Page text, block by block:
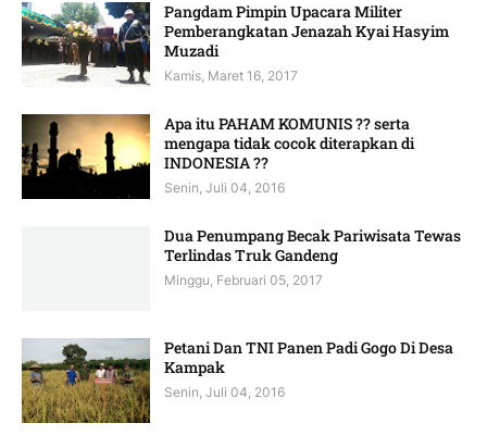
Pangdam Pimpin Upacara Militer
Pemberangkatan Jenazah Kyai Hasyim
Muzadi
Kamis, Maret 16, 2017
Apa itu PAHAM KOMUNIS ?? serta
mengapa tidak cocok diterapkan di
INDONESIA ??
Senin, Juli 04, 2016
Dua Penumpang Becak Pariwisata Tewas
Terlindas Truk Gandeng
Minggu, Februari 05, 2017
Petani Dan TNI Panen Padi Gogo Di Desa
Kampak
Senin, Juli 04, 2016